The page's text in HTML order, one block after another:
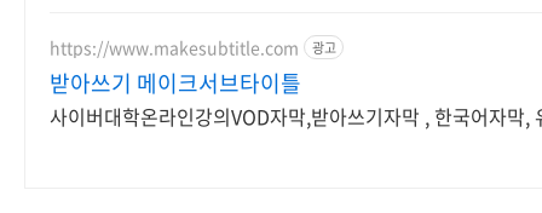
https://www.makesubtitle.com 광고
받아쓰기 메이크서브타이틀
사이버대학온라인강의VOD자막,받아쓰기자막 , 한국어자막,